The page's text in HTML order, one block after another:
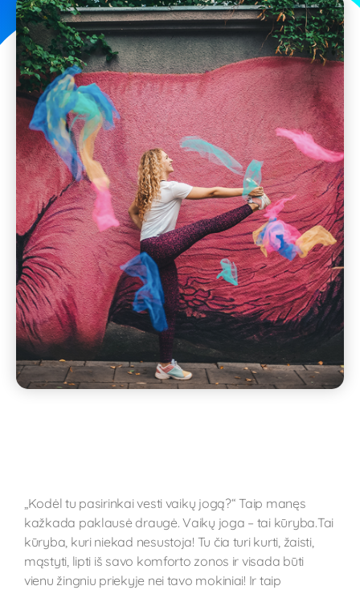
„Kodėl tu pasirinkai vesti vaikų jogą?“ Taip manęs
kažkada paklausė draugė. Vaikų joga – tai kūryba.Tai
kūryba, kuri niekad nesustoja! Tu čia turi kurti, žaisti,
mąstyti, lipti iš savo komforto zonos ir visada būti
vienu žingniu priekyje nei tavo mokiniai! Ir taip